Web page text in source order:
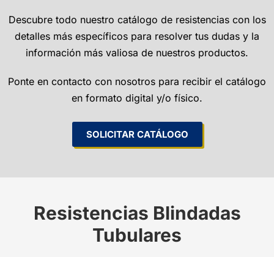
Descubre todo nuestro catálogo de resistencias con los
detalles más específicos para resolver tus dudas y la
información más valiosa de nuestros productos.
Ponte en contacto con nosotros para recibir el catálogo
en formato digital y/o físico.
SOLICITAR CATÁLOGO
Resistencias Blindadas
Tubulares